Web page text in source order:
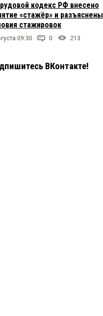
кодекс РФ внесено
«стажёр» и разъяснены
стажировок
09:30 0 213
ВКонтакте!